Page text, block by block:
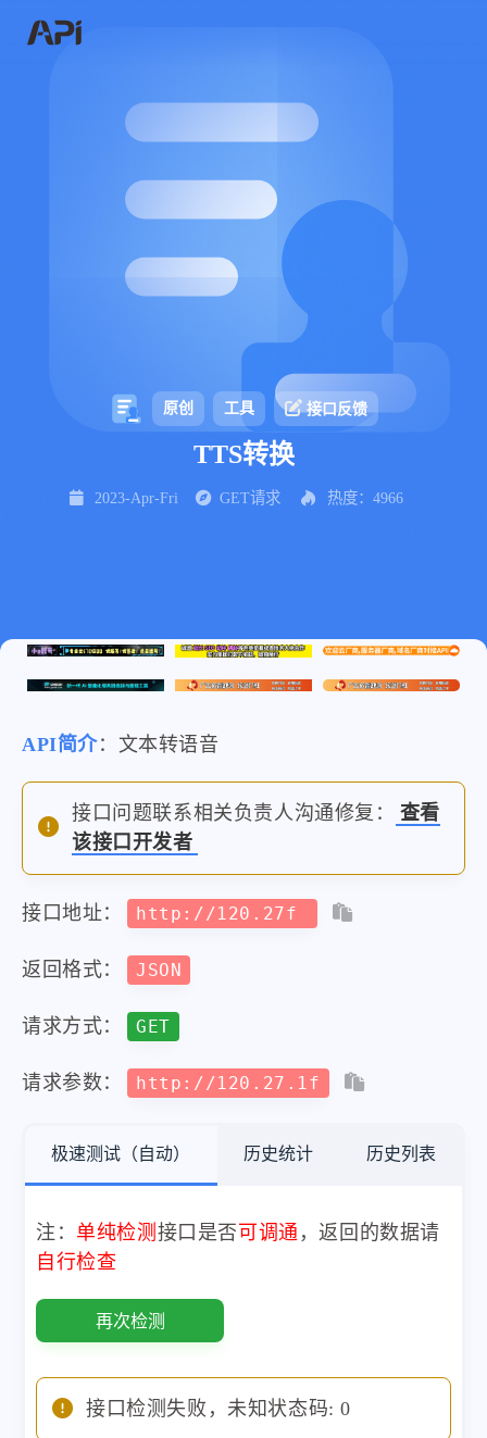
原创 工具 接口反馈
TTS转换
2023-Apr-Fri GET请求 热度：4966
API简介：文本转语音
接口问题联系相关负责人沟通修复：
查看
该接口开发者
接口地址： http://120.27f
返回格式： JSON
请求方式： GET
请求参数： http://120.27.1f
极速测试（自动） 历史统计 历史列表
注： 单纯检测 接口是否 可调通 ，返回的数据请
自行检查
再次检测
接口检测失败，未知状态码: 0